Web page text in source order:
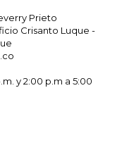
Prieto
Crisanto Luque -
y 2:00 p.m a 5:00